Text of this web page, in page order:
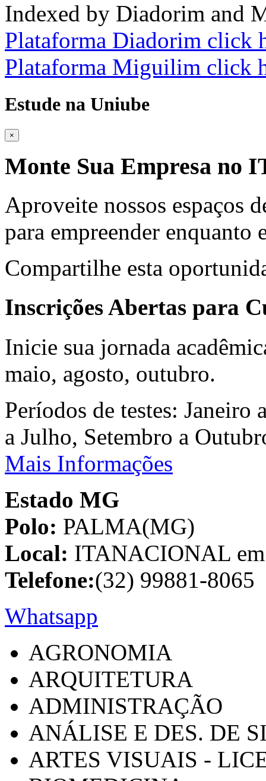
Indexed by Diadorim and
Plataforma Diadorim click
Plataforma Miguilim click
Estude na Uniube
×
Monte Sua Empresa no
Aproveite nossos espaços
para empreender enquanto
Compartilhe esta
Inscrições Abertas para
Inicie sua jornada
maio, agosto, outubro.
Períodos de testes:
a Julho, Setembro a
Mais Informações
Estado MG
Polo: PALMA(MG)
Local: ITANACIONAL
Telefone:(32) 99881-8065
Whatsapp
AGRONOMIA
ARQUITETURA
ADMINISTRAÇÃO
ANÁLISE E DES. DE
ARTES VISUAIS -